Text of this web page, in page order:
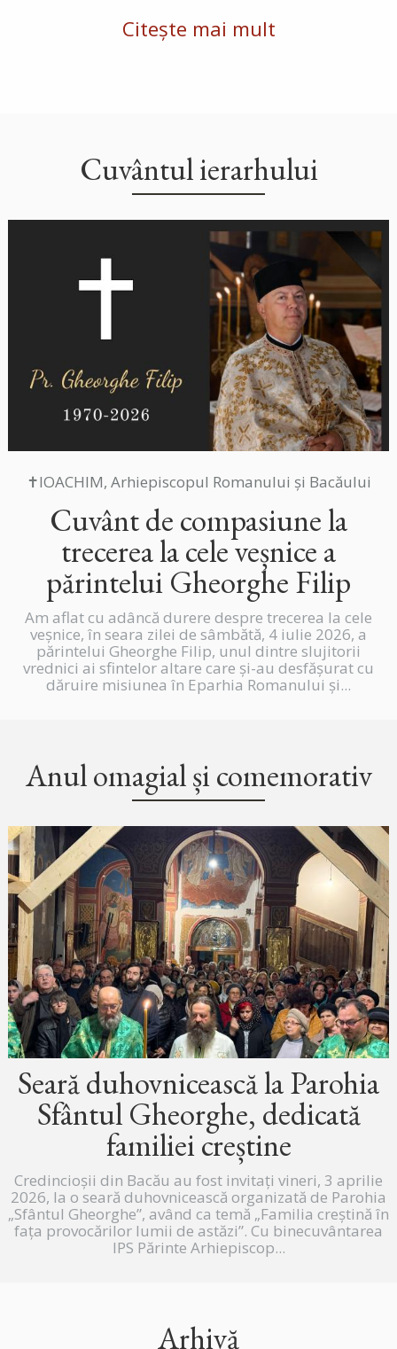
Citește mai mult
Cuvântul ierarhului
✝IOACHIM, Arhiepiscopul Romanului și Bacăului
Cuvânt de compasiune la
trecerea la cele veșnice a
părintelui Gheorghe Filip
Am aflat cu adâncă durere despre trecerea la cele
veșnice, în seara zilei de sâmbătă, 4 iulie 2026, a
părintelui Gheorghe Filip, unul dintre slujitorii
vrednici ai sfintelor altare care și-au desfășurat cu
dăruire misiunea în Eparhia Romanului și...
Anul omagial și comemorativ
Seară duhovnicească la Parohia
Sfântul Gheorghe, dedicată
familiei creștine
Credincioșii din Bacău au fost invitați vineri, 3 aprilie
2026, la o seară duhovnicească organizată de Parohia
„Sfântul Gheorghe”, având ca temă „Familia creștină în
fața provocărilor lumii de astăzi”. Cu binecuvântarea
IPS Părinte Arhiepiscop...
Arhivă